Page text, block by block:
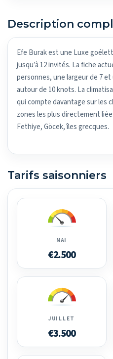
Description
Efe Burak est une Luxe
jusqu’à 12 invités. La fiche
personnes, une largeur de 7
autour de 10 knots. La
qui compte davantage sur les
zones les plus directement
Fethiye, Göcek, îles grecques.
Tarifs saisonniers
MAI
€2.500
JUILLET
€3.500